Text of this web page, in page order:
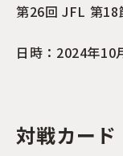
第26回 JFL 第18
日時：2024年10
対戦カード